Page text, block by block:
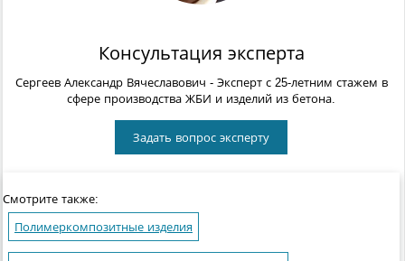
Консультация эксперта
Сергеев Александр Вячеславович - Эксперт с 25-летним стажем в
сфере производства ЖБИ и изделий из бетона.
Задать вопрос эксперту
Смотрите также:
Полимеркомпозитные изделия